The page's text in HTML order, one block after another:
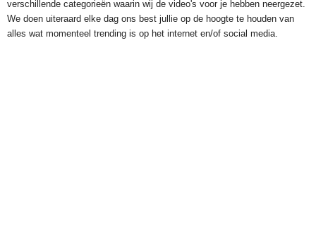
verschillende categorieën waarin wij de video's voor je hebben neergezet.
We doen uiteraard elke dag ons best jullie op de hoogte te houden van
alles wat momenteel trending is op het internet en/of social media.